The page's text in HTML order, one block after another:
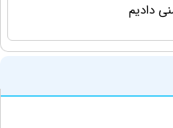
دادیم